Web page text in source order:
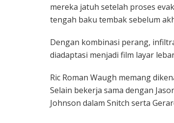
mereka jatuh setelah proses
tengah baku tembak sebelum
Dengan kombinasi perang,
diadaptasi menjadi film layar
Ric Roman Waugh memang
Selain bekerja sama dengan
Johnson dalam Snitch serta